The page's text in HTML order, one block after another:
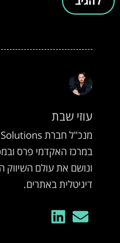
עוזי שבת
במרכז האקדמי פרס
ונושם את עולם השיווק
דיגיטלית באתרים.